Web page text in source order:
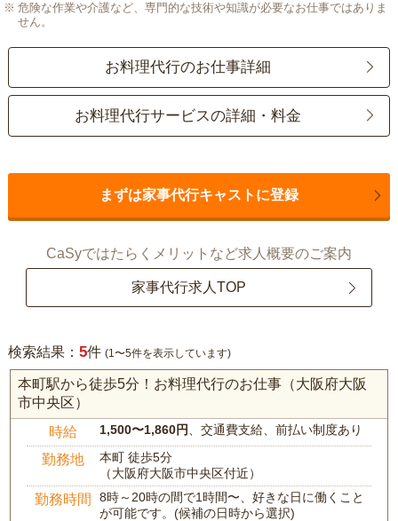
危険な作業や介護など、専門的な技術や知識が必要なお仕事ではありま
せん。
お料理代行のお仕事詳細
お料理代行サービスの詳細・料金
まずは家事代行キャストに登録
CaSyではたらくメリットなど求人概要のご案内
家事代行求人TOP
検索結果： 5件 (1〜5件を表示しています)
本町駅から徒歩5分！お料理代行のお仕事（大阪府大阪
市中央区）
時給 1,500〜1,860円 、交通費支給、前払い制度あり
勤務地
本町 徒歩5分
（大阪府大阪市中央区付近）
勤務時間
8時～20時の間で1時間〜、好きな日に働くこと
が可能です。(候補の日時から選択)